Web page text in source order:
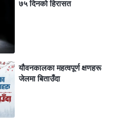
पसिना बगिरहेको थियो। अलिक
मेरो आफ्‍नै नाम भनेँ। त्यो बेला
छोडे, तर मलाई सर्वशक्तिमान्‌
र निन्दा गर्ने भिडियोहरू हेर्न र
मलाई शाङ्गदोङ् झाओयुआन
लगाए, त्यसपछि मलाई के लाग्छ भनेर
७५ दिनको हिरासत
यौवनकालका महत्वपूर्ण क्षणहरू
जेलमा बिताउँदा